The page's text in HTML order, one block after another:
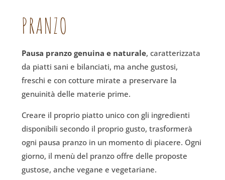
PRANZO
Pausa pranzo genuina e naturale, caratterizzata
da piatti sani e bilanciati, ma anche gustosi,
freschi e con cotture mirate a preservare la
genuinità delle materie prime.
Creare il proprio piatto unico con gli ingredienti
disponibili secondo il proprio gusto, trasformerà
ogni pausa pranzo in un momento di piacere. Ogni
giorno, il menù del pranzo offre delle proposte
gustose, anche vegane e vegetariane.